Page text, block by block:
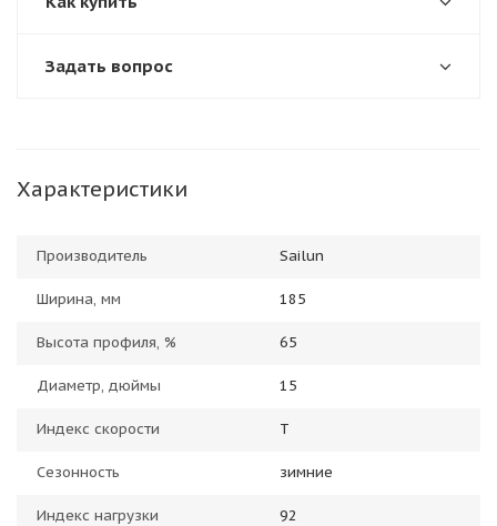
Задать вопрос
Характеристики
Производитель Sailun
Ширина, мм 185
Высота профиля, % 65
Диаметр, дюймы 15
Индекс скорости T
Сезонность зимние
Индекс нагрузки 92